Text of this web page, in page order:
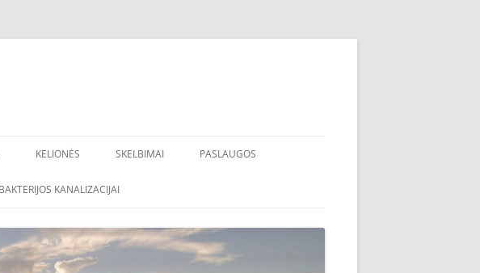
KELIONĖS SKELBIMAI PASLAUGOS
BAKTERIJOS KANALIZACIJAI